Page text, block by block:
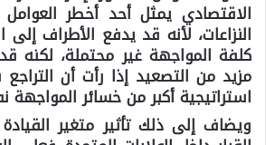
الاقتصادي يمثل أحد أخطر
النزاعات، لأنه قد يدفع الأطراف
كلفة المواجهة غير محتملة، لكنه
مزيد من التصعيد إذا رأت أن
استراتيجية أكبر من خسائر المواجهة
ويضاف إلى ذلك تأثير متغير